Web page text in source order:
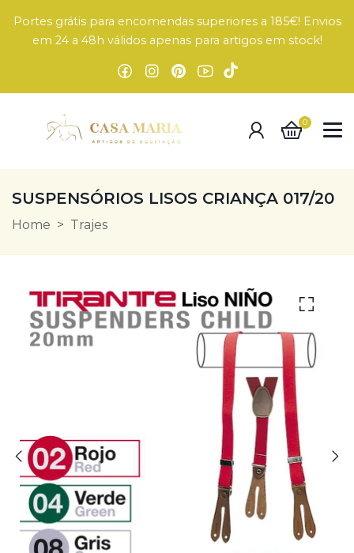
Portes grátis para encomendas superiores a 185€! Envios
em 24 a 48h válidos apenas para artigos em stock!
0
SUSPENSÓRIOS LISOS CRIANÇA 017/20
Home Trajes